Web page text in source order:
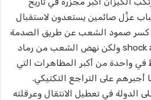
عزٍّل صائمين يستعدون لاستقبال
كسر صمود الشعب عن طريق الصدمة
الشديدة المفاجئة، shock and awe ولكن نهض الشعب من رماد
واحدة من أكبر المظاهرات التي
أجبرهم على التراجع التكتيكي.
الدولة في تعطيل الانتقال وعرقلته